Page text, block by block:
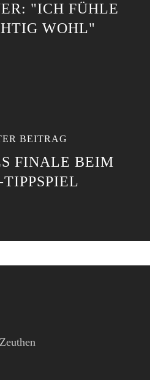
"ICH FÜHLE
WOHL"
BEITRAG
FINALE BEIM